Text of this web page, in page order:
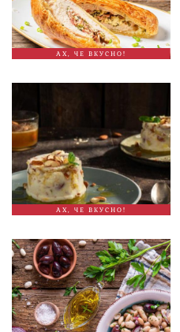
АХ, ЧЕ ВКУСНО!
АХ, ЧЕ ВКУСНО!